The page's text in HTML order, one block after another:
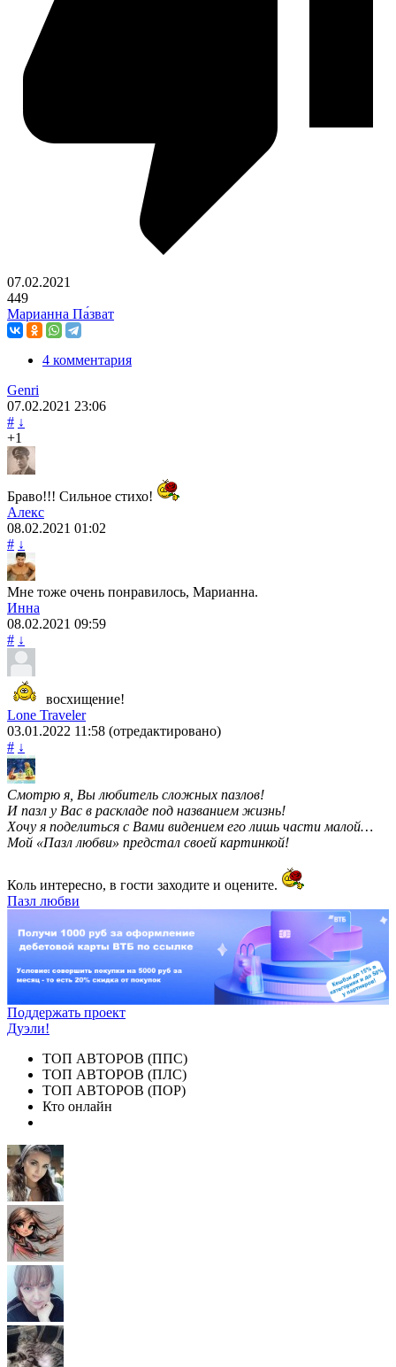
07.02.2021
449
Марианна Па́зват
4 комментария
Genri
07.02.2021 23:06
# ↓
+1
Браво!!! Сильное стихо!
Алекс
08.02.2021 01:02
# ↓
Мне тоже очень понравилось, Марианна.
Инна
08.02.2021 09:59
# ↓
восхищение!
Lone Traveler
03.01.2022 11:58 (отредактировано)
# ↓
Смотрю я, Вы любитель сложных пазлов!
И пазл у Вас в раскладе под названием жизнь!
Хочу я поделиться с Вами видением его лишь части малой…
Мой «Пазл любви» предстал своей картинкой!
Коль интересно, в гости заходите и оцените.
Пазл любви
Поддержать проект
Дуэли!
ТОП АВТОРОВ (ППС)
ТОП АВТОРОВ (ПЛС)
ТОП АВТОРОВ (ПОР)
Кто онлайн